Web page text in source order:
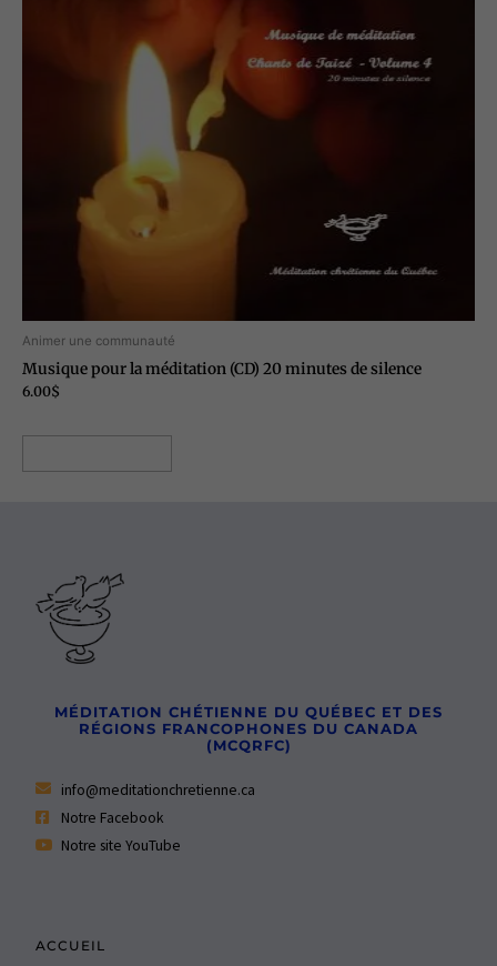
Animer une communauté
Musique pour la méditation (CD) 20 minutes de silence
6.00$
MÉDITATION CHÉTIENNE DU QUÉBEC ET DES
RÉGIONS FRANCOPHONES DU CANADA
(MCQRFC)
info@meditationchretienne.ca
Notre Facebook
Notre site YouTube
ACCUEIL